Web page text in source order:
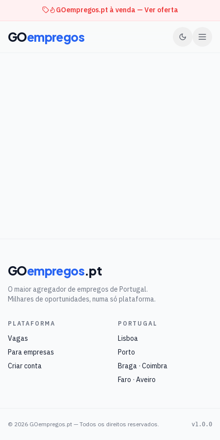
GOempregos.pt à venda — Ver oferta
GOempregos
GOempregos.pt
O maior agregador de empregos de Portugal.
Milhares de oportunidades, numa só plataforma.
PLATAFORMA
Vagas
Para empresas
Criar conta
PORTUGAL
Lisboa
Porto
Braga · Coimbra
Faro · Aveiro
© 2026 GOempregos.pt — Todos os direitos reservados. v1.0.0